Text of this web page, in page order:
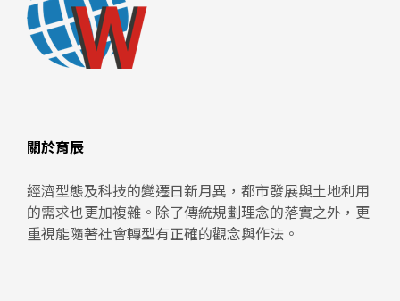
關於育辰
經濟型態及科技的變遷日新月異，都市發展與土地利用
的需求也更加複雜。除了傳統規劃理念的落實之外，更
重視能隨著社會轉型有正確的觀念與作法。